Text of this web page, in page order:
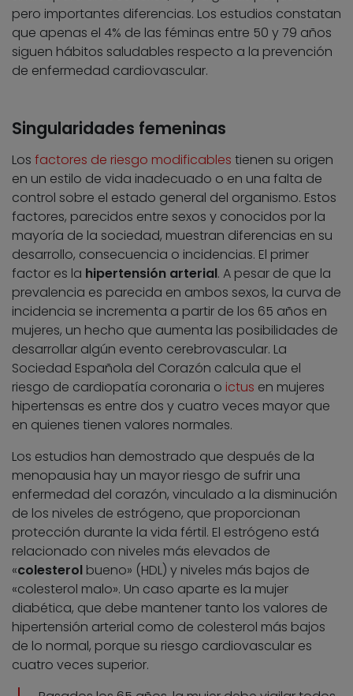
pero importantes diferencias. Los estudios constatan
que apenas el 4% de las féminas entre 50 y 79 años
siguen hábitos saludables respecto a la prevención
de enfermedad cardiovascular.
Singularidades femeninas
Los factores de riesgo modificables tienen su origen
en un estilo de vida inadecuado o en una falta de
control sobre el estado general del organismo. Estos
factores, parecidos entre sexos y conocidos por la
mayoría de la sociedad, muestran diferencias en su
desarrollo, consecuencia o incidencias. El primer
factor es la hipertensión arterial. A pesar de que la
prevalencia es parecida en ambos sexos, la curva de
incidencia se incrementa a partir de los 65 años en
mujeres, un hecho que aumenta las posibilidades de
desarrollar algún evento cerebrovascular. La
Sociedad Española del Corazón calcula que el
riesgo de cardiopatía coronaria o ictus en mujeres
hipertensas es entre dos y cuatro veces mayor que
en quienes tienen valores normales.
Los estudios han demostrado que después de la
menopausia hay un mayor riesgo de sufrir una
enfermedad del corazón, vinculado a la disminución
de los niveles de estrógeno, que proporcionan
protección durante la vida fértil. El estrógeno está
relacionado con niveles más elevados de
«colesterol bueno» (HDL) y niveles más bajos de
«colesterol malo». Un caso aparte es la mujer
diabética, que debe mantener tanto los valores de
hipertensión arterial como de colesterol más bajos
de lo normal, porque su riesgo cardiovascular es
cuatro veces superior.